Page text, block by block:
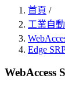
首頁 /
工業自
Edge SRP
WebAccess